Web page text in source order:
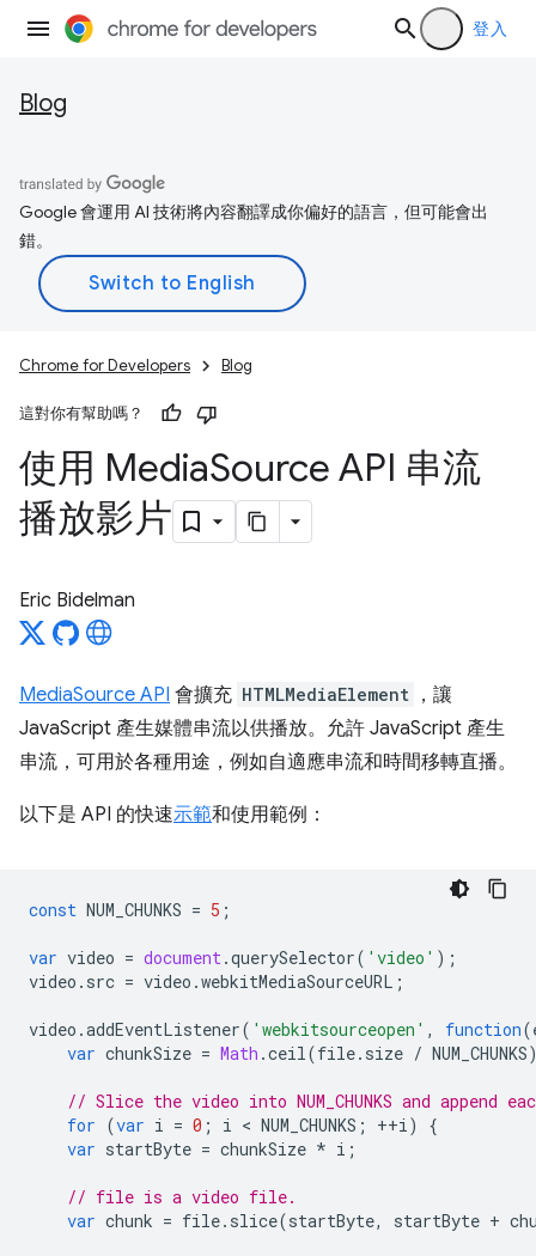
登入
Blog
Google 會運用 AI 技術將內容翻譯成你偏好的語言，但可能會出
錯。
Chrome for Developers Blog
這對你有幫助嗎？
使用 MediaSource API 串流
播放影片
Eric Bidelman
MediaSource API 會擴充 HTMLMediaElement ，讓
JavaScript 產生媒體串流以供播放。允許 JavaScript 產生
串流，可用於各種用途，例如自適應串流和時間移轉直播。
以下是 API 的快速示範和使用範例：
const NUM_CHUNKS = 5 ;
var video = document.querySelector( 'video' );
video . src = video .webkitMediaSourceURL ;
video .addEventListener( 'webkitsourceopen' , function(
var chunkSize = Math .ceil(file. size / NUM_CHUNKS
// Slice the video into NUM_CHUNKS and append
for (var i = 0 ; i < NUM_CHUNKS ; ++i)
{
var startByte = chunkSize * i ;
// file is a video file.
var chunk = file. slice(startByte, startByte +